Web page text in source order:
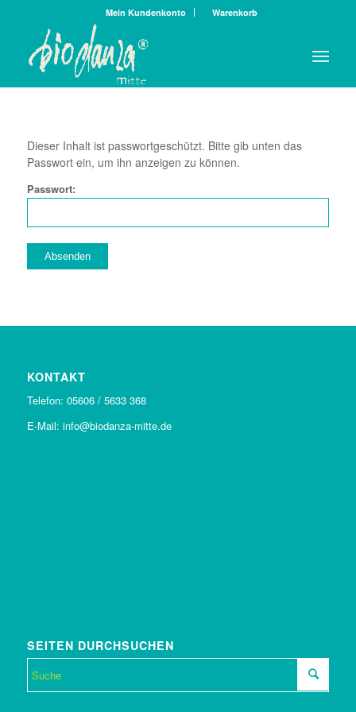
Mein Kundenkonto Warenkorb
Dieser Inhalt ist passwortgeschützt. Bitte gib unten das
Passwort ein, um ihn anzeigen zu können.
Passwort:
KONTAKT
Telefon: 05606 / 5633 368
E-Mail: info@biodanza-mitte.de
SEITEN DURCHSUCHEN